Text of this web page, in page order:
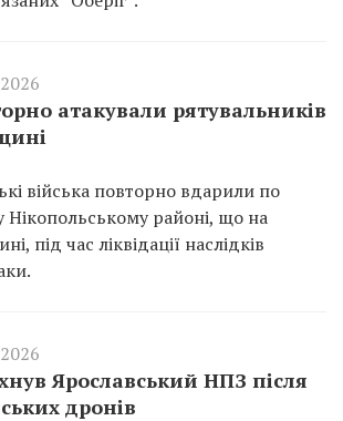
атакували рятувальників
війська повторно вдарили по
Нікопольському районі, що на
під час ліквідації наслідків
Ярославський НПЗ після
дронів